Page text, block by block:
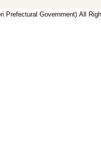
Prefectural Government) All